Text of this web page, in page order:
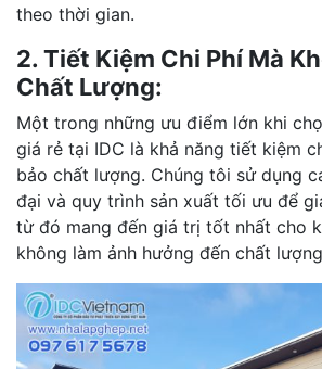
theo thời gian.
2. Tiết Kiệm Chi Phí Mà
Chất Lượng:
Một trong những ưu điểm lớn khi
giá rẻ tại IDC là khả năng tiết kiệm
bảo chất lượng. Chúng tôi sử dụng
đại và quy trình sản xuất tối ưu để
từ đó mang đến giá trị tốt nhất cho
không làm ảnh hưởng đến chất